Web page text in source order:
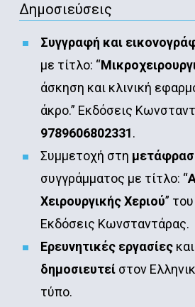
Δημοσιεύσεις
Συγγραφή και
με τίτλο: “
άσκηση και κλινική
άκρο.” Εκδόσεις
9789606802331.
Συμμετοχή στη
συγγράμματος με τίτλο: “
Χειρουργικής Χεριού”
Εκδόσεις Κωνσταντάρας.
Ερευνητικές εργασίεςκαι
δημοσιευτείστον
τύπο.